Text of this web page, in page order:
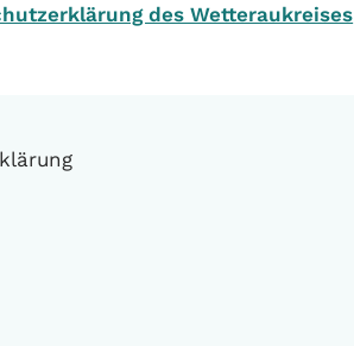
des Wetteraukreises